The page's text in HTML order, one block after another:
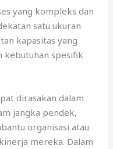
yang kompleks dan
satu ukuran
kapasitas yang
kebutuhan spesifik
dirasakan dalam
jangka pendek,
organisasi atau
mereka. Dalam